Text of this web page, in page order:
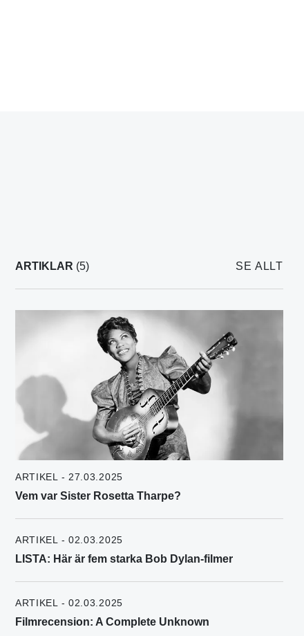
ARTIKLAR (5) SE ALLT
ARTIKEL - 27.03.2025
Vem var Sister Rosetta Tharpe?
ARTIKEL - 02.03.2025
LISTA: Här är fem starka Bob Dylan-filmer
ARTIKEL - 02.03.2025
Filmrecension: A Complete Unknown